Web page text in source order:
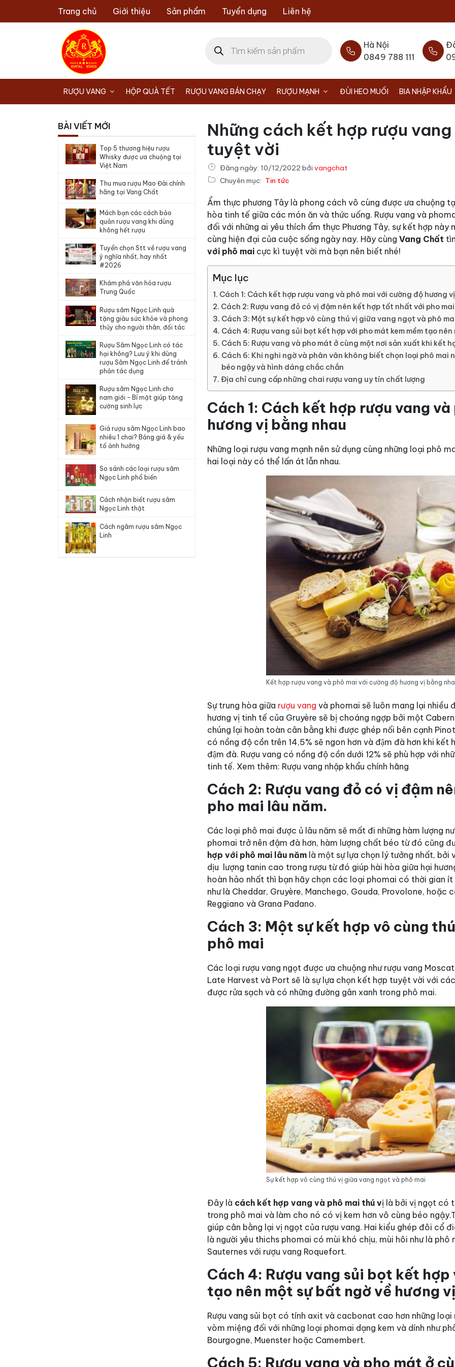
Trang chủ Giới thiệu Sản phẩm Tuyển dụng Liên hệ
kiếm
sản
Hà Nội
0849 788 111
RƯỢU VANG HỘP QUÀ TẾT RƯỢU VANG BÁN CHẠY RƯỢU MẠNH ĐÙI HEO MUỐI BIA NHẬP KHẨU
Những cách kết hợp rượu
tuyệt vời
Đăng ngày: 10/12/2022 bởivangchat
Chuyên mục: Tin tức
Ẩm thực phương Tây là phong cách vô cùng được ưa chuộng
hòa tinh tế giữa các món ăn và thức uống. Rượu vang và
đối với những ai yêu thích ẩm thực Phương Tây, sự kết hợp này
cùng hiện đại của cuộc sống ngày nay. Hãy cùng Vang Chất
với phô mai cực kì tuyệt vời mà bạn nên biết nhé!
Mục lục
Cách 1: Cách kết hợp rượu vang và phô mai với cường độ hương
Cách 2: Rượu vang đỏ có vị đậm nên kết hợp tốt nhất với pho
Cách 3: Một sự kết hợp vô cùng thú vị giữa vang ngọt và phô
Cách 4: Rượu vang sủi bọt kết hợp với pho mát kem mềm tạo
Cách 5: Rượu vang và pho mát ở cùng một nơi sản xuất khi kết
Cách 6: Khi nghi ngờ và phân vân không biết chọn loại phô mai
béo ngậy và hình dáng chắc chắn
Địa chỉ cung cấp những chai rượu vang uy tín chất lượng
Cách 1: Cách kết hợp rượu vang
hương vị bằng nhau
Những loại rượu vang mạnh nên sử dụng cùng những loại phô
hai loại này có thể lấn át lẫn nhau.
Kết hợp rượu vang và phô mai với cường độ hương vị bằng
Sự trung hòa giữa rượu vang và phomai sẽ luôn mang lại nhiều
hương vị tinh tế của Gruyère sẽ bị choáng ngợp bởi một
chúng lại hoàn toàn cân bằng khi được ghép nối bên cạnh
có nồng độ cồn trên 14,5% sẽ ngon hơn và đậm đà hơn khi
đậm đà. Rượu vang có nồng độ cồn dưới 12% sẽ phù hợp với
tinh tế. Xem thêm: Rượu vang nhập khẩu chính hãng
Cách 2: Rượu vang đỏ có vị đậm
pho mai lâu năm.
Các loại phô mai được ủ lâu năm sẽ mất đi những hàm lượng
phomai trở nên đậm đà hơn, hàm lượng chất béo từ đó cũng
hợp với phô mai lâu năm là một sự lựa chọn lý tưởng nhất,
dịu lượng tanin cao trong rượu từ đó giúp hài hòa giữa hại
hoàn hảo nhất thì bạn hãy chọn các loại phomai có thời gian
như là Cheddar, Gruyère, Manchego, Gouda, Provolone, hoặc
Reggiano và Grana Padano.
Cách 3: Một sự kết hợp vô cùng
phô mai
Các loại rượu vang ngọt được ưa chuộng như rượu vang
Late Harvest và Port sẽ là sự lựa chọn kết hợp tuyệt vời với
được rửa sạch và có những đường gân xanh trong phô mai.
Sự kết hợp vô cùng thú vị giữa vang ngọt và phô mai
Đây là cách kết hợp vang và phô mai thú vị là bởi vị ngọt có
trong phô mai và làm cho nó có vị kem hơn vô cùng béo
giúp cân bằng lại vị ngọt của rượu vang. Hai kiểu ghép đôi cổ
là người yêu thichs phomai có mùi khó chịu, mùi hôi như là
Sauternes với rượu vang Roquefort.
Cách 4: Rượu vang sủi bọt kết
tạo nên một sự bất ngờ về hương vị
Rượu vang sủi bọt có tính axit và cacbonat cao hơn những
vòm miệng đối với những loại phomai dạng kem và dính như
Bourgogne, Muenster hoặc Camembert.
Cách 5: Rượu vang và pho mát ở
BÀI VIẾT MỚI
Top 5 thương hiệu rượu
Whisky được ưa chuộng tại
Việt Nam
Thu mua rượu Mao Đài chính
hãng tại Vang Chất
Mách bạn các cách bảo
quản rượu vang khi dùng
không hết rượu
Tuyển chọn Stt về rượu vang
ý nghĩa nhất, hay nhất
#2026
Khám phá văn hóa rượu
Trung Quốc
Rượu sâm Ngọc Linh quà
tặng giàu sức khỏe và phong
thủy cho người thân, đối tác
Rượu Sâm Ngọc Linh có tác
hại không? Lưu ý khi dùng
rượu Sâm Ngọc Linh để tránh
phản tác dụng
Rượu sâm Ngọc Linh cho
nam giới – Bí mật giúp tăng
cường sinh lực
Giá rượu sâm Ngọc Linh bao
nhiêu 1 chai? Bảng giá & yếu
tố ảnh hưởng
So sánh các loại rượu sâm
Ngọc Linh phổ biến
Cách nhận biết rượu sâm
Ngọc Linh thật
Cách ngâm rượu sâm Ngọc
Linh